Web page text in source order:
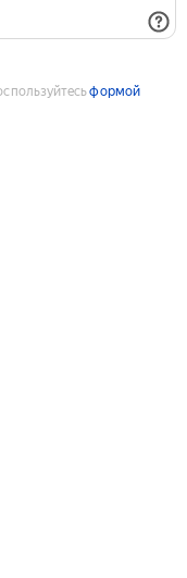
формой